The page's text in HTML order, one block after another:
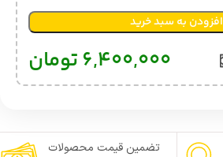
افزودن به سبد خرید
6,400,000 تومان
تضمین قیمت محصولات